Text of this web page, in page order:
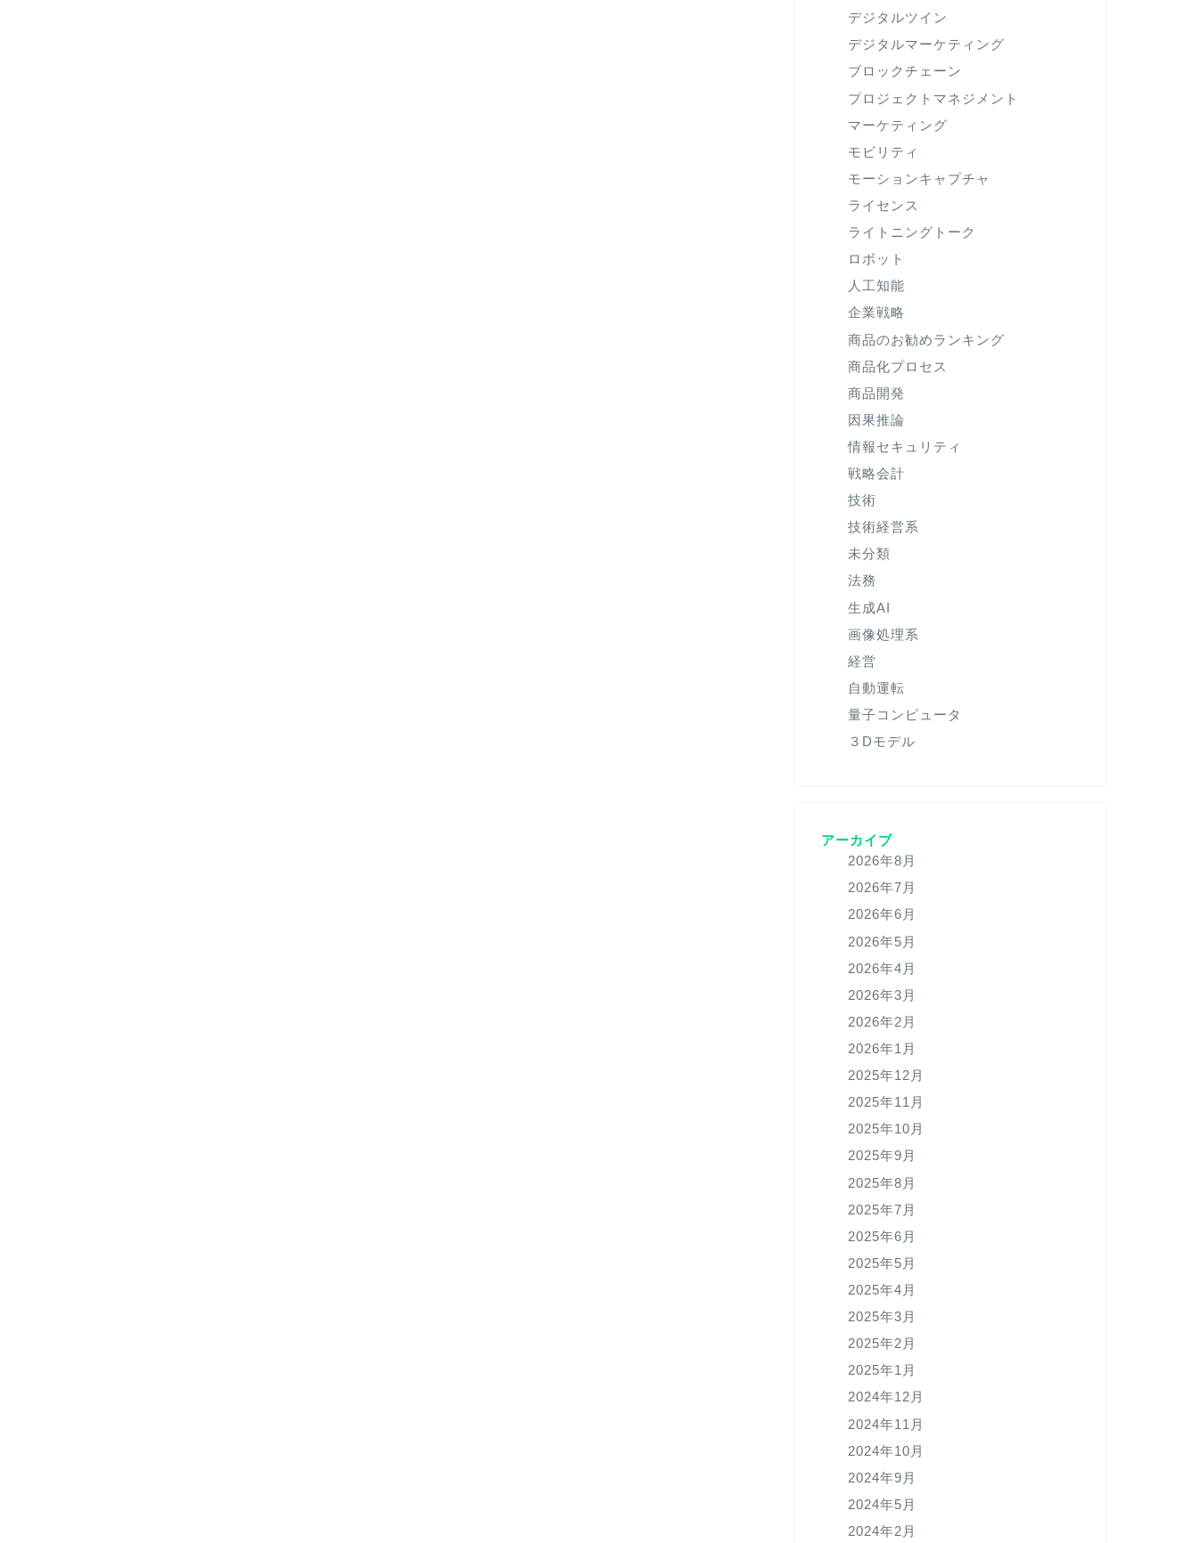
デジタルツイン
デジタルマーケティング
ブロックチェーン
プロジェクトマネジメント
マーケティング
モビリティ
モーションキャプチャ
ライセンス
ライトニングトーク
ロボット
人工知能
企業戦略
商品のお勧めランキング
商品化プロセス
商品開発
因果推論
情報セキュリティ
戦略会計
技術
技術経営系
未分類
法務
生成AI
画像処理系
経営
自動運転
量子コンピュータ
３Dモデル
アーカイブ
2026年8月
2026年7月
2026年6月
2026年5月
2026年4月
2026年3月
2026年2月
2026年1月
2025年12月
2025年11月
2025年10月
2025年9月
2025年8月
2025年7月
2025年6月
2025年5月
2025年4月
2025年3月
2025年2月
2025年1月
2024年12月
2024年11月
2024年10月
2024年9月
2024年5月
2024年2月